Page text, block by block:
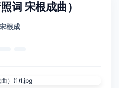
词 宋根成曲）
根成